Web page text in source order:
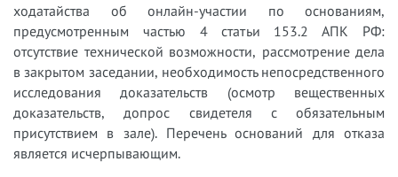
ходатайства об онлайн-участии по основаниям,
предусмотренным частью 4 статьи 153.2 АПК РФ:
отсутствие технической возможности, рассмотрение дела
в закрытом заседании, необходимость непосредственного
исследования доказательств (осмотр вещественных
доказательств, допрос свидетеля с обязательным
присутствием в зале). Перечень оснований для отказа
является исчерпывающим.